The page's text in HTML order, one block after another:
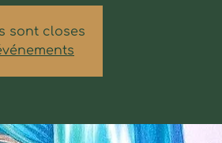
sont closes